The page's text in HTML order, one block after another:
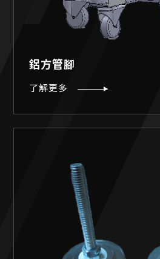
鋁方管腳
了解更多